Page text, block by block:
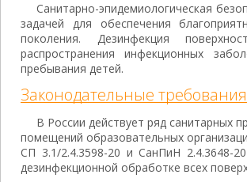
Санитарно-эпидемиологическая
задачей для обеспечения
поколения. Дезинфекция
распространения инфекционных
пребывания детей.
Законодательные требования
В России действует ряд санитарных
помещений образовательных
СП 3.1/2.4.3598-20 и СанПиН 2.4.3648-
дезинфекционной обработке всех